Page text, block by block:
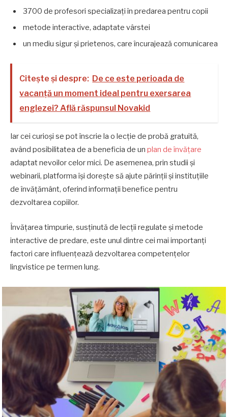
3700 de profesori specializați în predarea pentru copii
metode interactive, adaptate vârstei
un mediu sigur și prietenos, care încurajează comunicarea
Citește și despre: De ce este perioada de
vacanță un moment ideal pentru exersarea
englezei? Află răspunsul Novakid
Iar cei curioși se pot înscrie la o lecție de probă gratuită,
având posibilitatea de a beneficia de un plan de învățare
adaptat nevoilor celor mici. De asemenea, prin studii și
webinarii, platforma își dorește să ajute părinții și instituțiile
de învățământ, oferind informații benefice pentru
dezvoltarea copiilor.
Învățarea timpurie, susținută de lecții regulate și metode
interactive de predare, este unul dintre cei mai importanți
factori care influențează dezvoltarea competențelor
lingvistice pe termen lung.